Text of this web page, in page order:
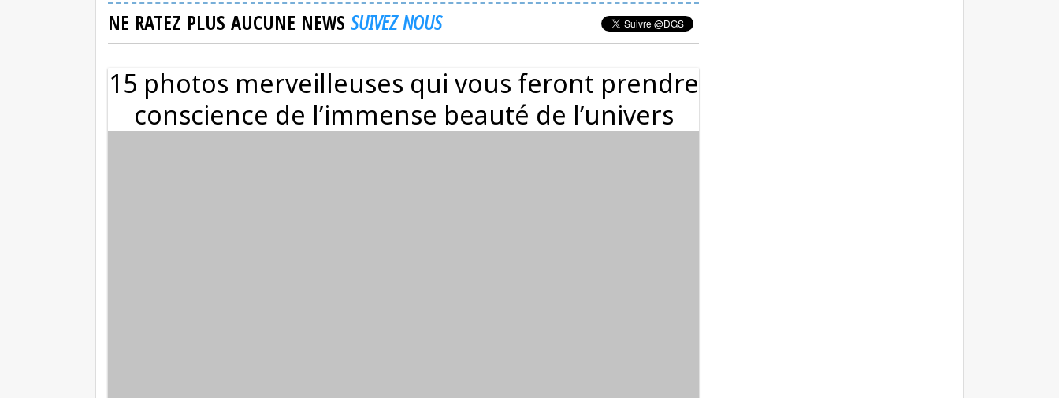
NE RATEZ PLUS AUCUNE NEWS SUIVEZ NOUS
15 photos merveilleuses qui vous feront prendre
conscience de l’immense beauté de l’univers